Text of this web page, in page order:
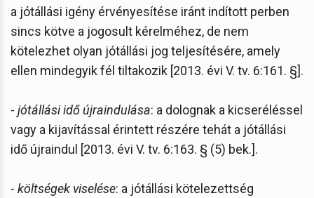
a jótállási igény érvényesítése iránt indított perben
sincs kötve a jogosult kérelméhez, de nem
kötelezhet olyan jótállási jog teljesítésére, amely
ellen mindegyik fél tiltakozik [2013. évi V. tv. 6:161. §].
- jótállási idő újraindulása: a dolognak a kicseréléssel
vagy a kijavítással érintett részére tehát a jótállási
idő újraindul [2013. évi V. tv. 6:163. § (5) bek.].
- költségek viselése: a jótállási kötelezettség